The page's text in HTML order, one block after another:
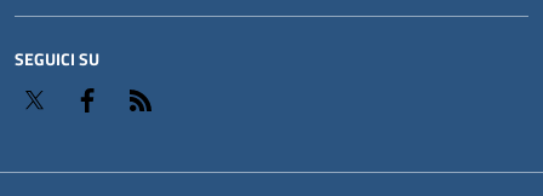
SEGUICI SU
Twitter Facebook